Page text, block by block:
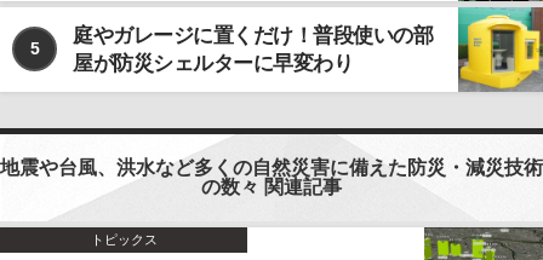
5
庭やガレージに置くだけ！普段使いの部
屋が防災シェルターに早変わり
地震や台風、洪水など多くの自然災害に備えた防災・減災技術
の数々 関連記事
トピックス